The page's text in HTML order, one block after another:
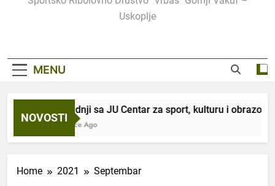
Uskoplje
MENU
NOVOSTI
U saradnji sa JU Centar za sport, kulturu i
2 Sedmice Ago
Home 2021 Septembar